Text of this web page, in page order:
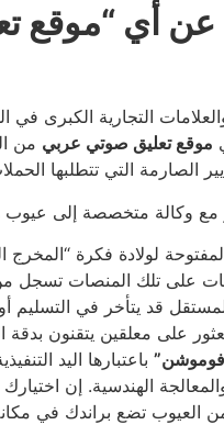
عن أي
التجارية الكبرى في
موقع تعليق صوتي عربي من
الصارمة التي تتطلبها
وكالة متخصصة إلى عيوب
لولادة فكرة “المخرج
على تلك المنصات تسجل من
قد يتأخر في التسليم
على معلقين يتقنون بدقة
باعتبارها اليد
الهندسية. إن
تضع براندك في مكانة